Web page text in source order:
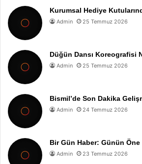
Kurumsal Hediye
Admin 25 Temmuz 2026
Düğün Dansı Koreografisi
Admin 25 Temmuz 2026
Bismil’de Son Dakika
Admin 24 Temmuz 2026
Bir Gün Haber: Günün Öne
Admin 23 Temmuz 2026